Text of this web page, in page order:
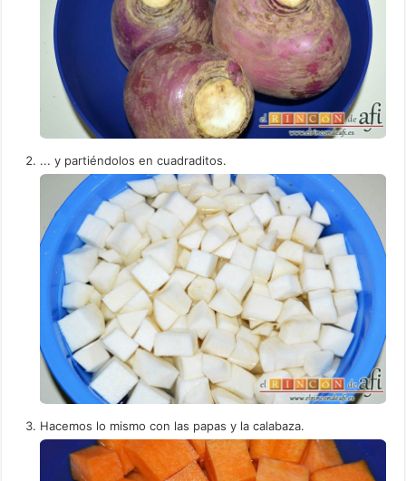
... y partiéndolos en cuadraditos.
Hacemos lo mismo con las papas y la calabaza.